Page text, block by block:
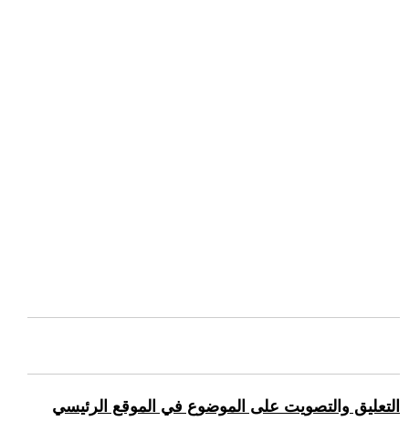
التعليق والتصويت على الموضوع في الموقع الرئيسي